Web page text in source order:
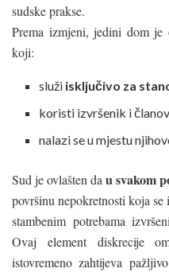
sudske prakse.
Prema izmjeni, jedini dom
koji:
služi isključivo za
koristi izvršenik i
nalazi se u mjestu
Sud je ovlašten da u svakom
površinu nepokretnosti koja
stambenim potrebama
Ovaj element diskrecije
istovremeno zahtijeva